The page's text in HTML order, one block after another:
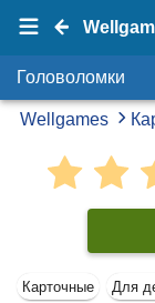
Головоломки
Wellgames
Карточные Для